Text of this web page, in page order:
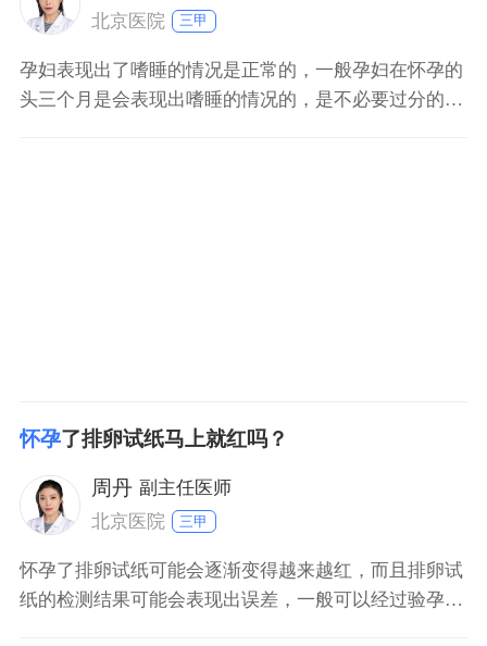
北京医院
三甲
孕妇表现出了嗜睡的情况是正常的，一般孕妇在怀孕的
头三个月是会表现出嗜睡的情况的，是不必要过分的担
怀孕了排卵试纸马上就红吗？
周丹 副主任医师
北京医院
三甲
怀孕了排卵试纸可能会逐渐变得越来越红，而且排卵试
纸的检测结果可能会表现出误差，一般可以经过验孕棒